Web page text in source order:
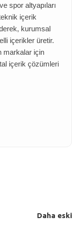
spor altyapıları
içerik
kurumsal
içerikler üretir.
markalar için
içerik çözümleri
Daha eski